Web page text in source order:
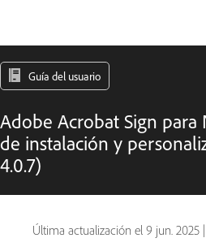
Guía del usuario
Adobe Acrobat Sign para
de instalación y
4.0.7)
Última actualización el 9 jun. 2025 |